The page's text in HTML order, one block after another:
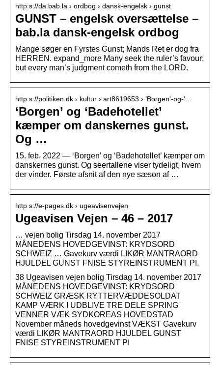
http s://da.bab.la › ordbog › dansk-engelsk › gunst
GUNST – engelsk oversættelse –
bab.la dansk-engelsk ordbog
Mange søger en Fyrstes Gunst; Mands Ret er dog fra
HERREN. expand_more Many seek the ruler’s favour;
but every man’s judgment cometh from the LORD.
http s://politiken.dk › kultur › art8619653 › ’Borgen’-og-’…
‘Borgen’ og ‘Badehotellet’
kæmper om danskernes gunst.
Og …
15. feb. 2022 — ‘Borgen’ og ‘Badehotellet’ kæmper om
danskernes gunst. Og seertallene viser tydeligt, hvem
der vinder. Første afsnit af den nye sæson af …
http s://e-pages.dk › ugeavisenvejen
Ugeavisen Vejen – 46 – 2017
… vejen bolig Tirsdag 14. november 2017
MÅNEDENS HOVEDGEVINST: KRYDSORD
SCHWEIZ … Gavekurv værdi LIKØR MANTRAORD
HJULDEL GUNST FNISE STYREINSTRUMENT PI.
38 Ugeavisen vejen bolig Tirsdag 14. november 2017
MÅNEDENS HOVEDGEVINST: KRYDSORD
SCHWEIZ GRÆSK RYTTERVÆDDESOLDAT
KAMP VÆRK I UDBLIVE TRE DELE SPRING
VENNER VÆK SYDKOREAS HOVEDSTAD
November måneds hovedgevinst VÆKST Gavekurv
værdi LIKØR MANTRAORD HJULDEL GUNST
FNISE STYREINSTRUMENT PI